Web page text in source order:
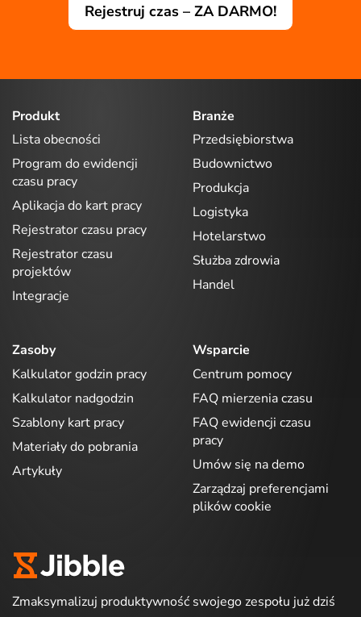
Rejestruj czas – ZA DARMO!
Produkt
Lista obecności
Program do ewidencji
czasu pracy
Aplikacja do kart pracy
Rejestrator czasu pracy
Rejestrator czasu
projektów
Integracje
Branże
Przedsiębiorstwa
Budownictwo
Produkcja
Logistyka
Hotelarstwo
Służba zdrowia
Handel
Zasoby
Kalkulator godzin pracy
Kalkulator nadgodzin
Szablony kart pracy
Materiały do pobrania
Artykuły
Wsparcie
Centrum pomocy
FAQ mierzenia czasu
FAQ ewidencji czasu
pracy
Umów się na demo
Zarządzaj preferencjami
plików cookie
Zmaksymalizuj produktywność swojego zespołu już dziś